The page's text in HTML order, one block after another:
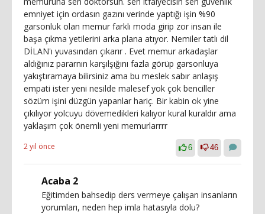
emniyet için ordasın gazını verinde yaptığı işin %90
garsonluk olan memur farklı moda girip zor insan ile
başa çıkma yetilerini arka plana atıyor. Nemiler tatlı dil
DİLAN'ı yuvasından çıkarır . Evet memur arkadaşlar
aldığınız pararnın karşılşığını fazla görüp garsonluya
yakıştıramaya bilirsiniz ama bu meslek sabır anlaşış
empati ister yeni nesilde malesef yok çok benciller
sözüm işini düzgün yapanlar hariç. Bir kabin ok yine
çıkılıyor yolcuyu dövemedikleri kalıyor kural kuraldır ama
yaklaşım çok önemli yeni memurlarrrr
2 yıl önce 6 46
Acaba 2
Eğitimden bahsedip ders vermeye çalışan insanların
yorumları, neden hep imla hatasıyla dolu?